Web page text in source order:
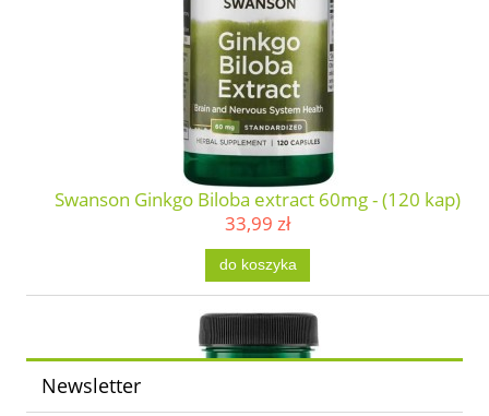
Swanson Ginkgo Biloba extract 60mg - (120 kap)
33,99 zł
do koszyka
Newsletter